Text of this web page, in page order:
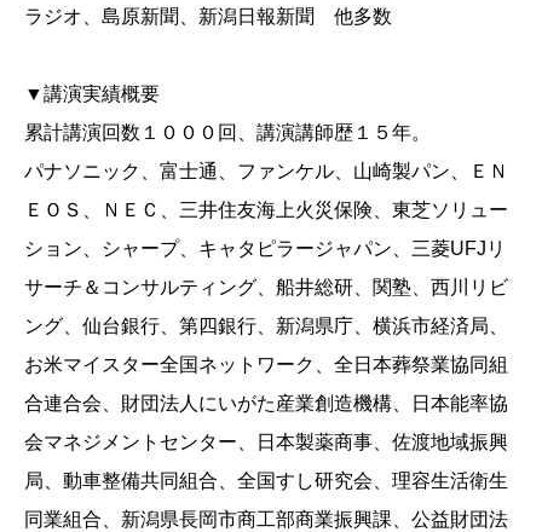
ラジオ、島原新聞、新潟日報新聞 他多数
▼講演実績概要
累計講演回数１０００回、講演講師歴１５年。
パナソニック、富士通、ファンケル、山崎製パン、ＥＮ
ＥＯＳ、ＮＥＣ、三井住友海上火災保険、東芝ソリュー
ション、シャープ、キャタピラージャパン、三菱UFJリ
サーチ＆コンサルティング、船井総研、関塾、西川リビ
ング、仙台銀行、第四銀行、新潟県庁、横浜市経済局、
お米マイスター全国ネットワーク、全日本葬祭業協同組
合連合会、財団法人にいがた産業創造機構、日本能率協
会マネジメントセンター、日本製薬商事、佐渡地域振興
局、動車整備共同組合、全国すし研究会、理容生活衛生
同業組合、新潟県長岡市商工部商業振興課、公益財団法